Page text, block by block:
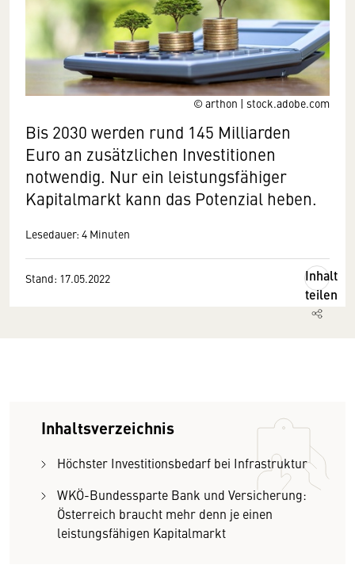
© arthon | stock.adobe.com
Bis 2030 werden rund 145 Milliarden
Euro an zusätzlichen Investitionen
notwendig. Nur ein leistungsfähiger
Kapitalmarkt kann das Potenzial heben.
Lesedauer: 4 Minuten
Stand: 17.05.2022
Inhalt
teilen
Inhaltsverzeichnis
Höchster Investitionsbedarf bei Infrastruktur
WKÖ-Bundessparte Bank und Versicherung:
Österreich braucht mehr denn je einen
leistungsfähigen Kapitalmarkt